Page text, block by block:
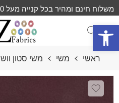
פתח סרגל נגישות
משלוח חינם ומהיר בכל קנייה מעל 300 ₪
ראשי משי משי סטון ווש